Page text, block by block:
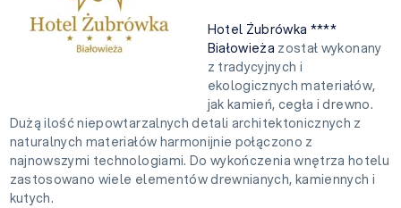
Hotel Żubrówka ****
Białowieża został wykonany
z tradycyjnych i
ekologicznych materiałów,
jak kamień, cegła i drewno.
Dużą ilość niepowtarzalnych detali architektonicznych z
naturalnych materiałów harmonijnie połączono z
najnowszymi technologiami. Do wykończenia wnętrza hotelu
zastosowano wiele elementów drewnianych, kamiennych i
kutych.